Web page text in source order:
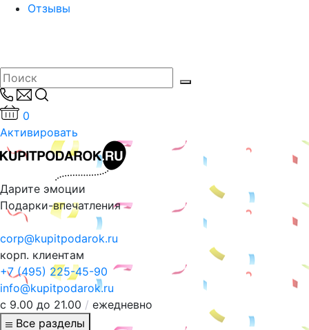
Отзывы
0
Активировать
Дарите эмоции
Подарки-впечатления
corp@kupitpodarok.ru
корп. клиентам
+7 (495) 225-45-90
info@kupitpodarok.ru
с 9.00 до 21.00 / ежедневно
Все разделы